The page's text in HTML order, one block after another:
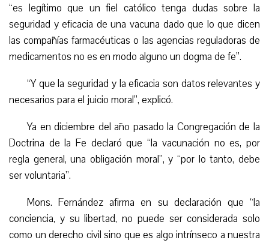
“es legítimo que un fiel católico tenga dudas sobre la
seguridad y eficacia de una vacuna dado que lo que dicen
las compañías farmacéuticas o las agencias reguladoras de
medicamentos no es en modo alguno un dogma de fe”.
“Y que la seguridad y la eficacia son datos relevantes y
necesarios para el juicio moral”, explicó.
Ya en diciembre del año pasado la Congregación de la
Doctrina de la Fe declaró que “la vacunación no es, por
regla general, una obligación moral”, y “por lo tanto, debe
ser voluntaria”.
Mons. Fernández afirma en su declaración que “la
conciencia, y su libertad, no puede ser considerada solo
como un derecho civil sino que es algo intrínseco a nuestra